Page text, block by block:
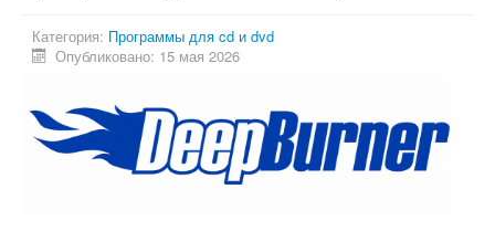
Процессоры
Рейтинги
Конференция
Категория: Программы для cd и dvd
Опубликовано: 15 мая 2026